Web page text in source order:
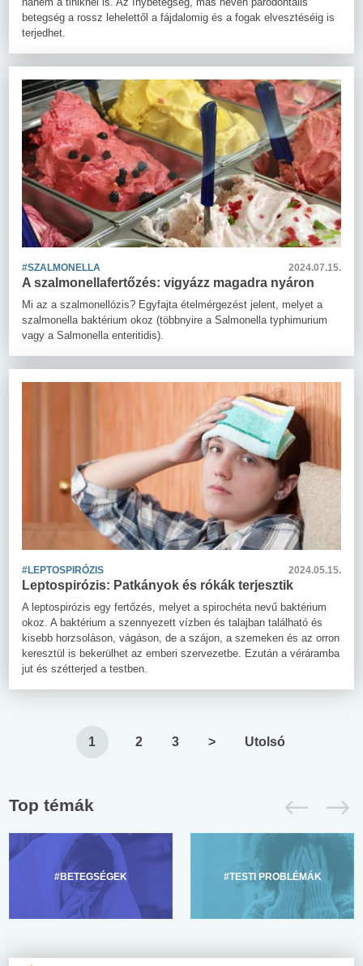
betegség a rossz lehelettől a fájdalomig és a fogak elvesztéséig is
terjedhet.
#SZALMONELLA 2024.07.15.
A szalmonellafertőzés: vigyázz magadra nyáron
Mi az a szalmonellózis? Egyfajta ételmérgezést jelent, melyet a
szalmonella baktérium okoz (többnyire a Salmonella typhimurium
vagy a Salmonella enteritidis).
#LEPTOSPIRÓZIS 2024.05.15.
Leptospirózis: Patkányok és rókák terjesztik
A leptospirózis egy fertőzés, melyet a spirochéta nevű baktérium
okoz. A baktérium a szennyezett vízben és talajban található és
kisebb horzsoláson, vágáson, de a szájon, a szemeken és az orron
keresztül is bekerülhet az emberi szervezetbe. Ezután a véráramba
jut és szétterjed a testben.
1 2 3 > Utolsó
Top témák
#BETEGSÉGEK #TESTI PROBLÉMÁK